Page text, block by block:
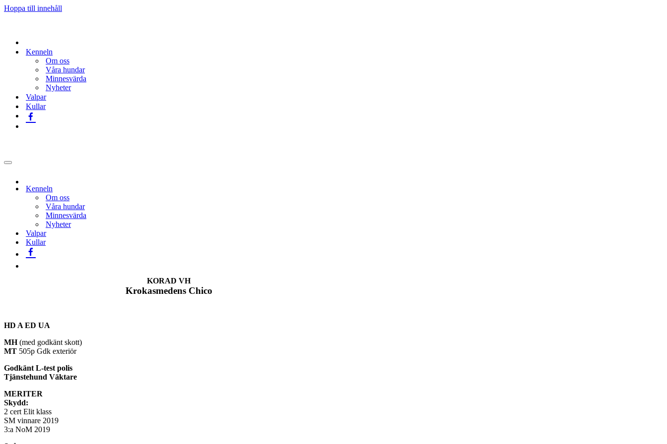
Hoppa till innehåll
Kenneln
Om oss
Våra hundar
Minnesvärda
Nyheter
Valpar
Kullar
Navigeringsmeny
Kenneln
Om oss
Våra hundar
Minnesvärda
Nyheter
Valpar
Kullar
KORAD VH
Krokasmedens Chico
HD A ED UA
MH(med godkänt skott)
MT 505p Gdk exteriör
Godkänt L-test polis
Tjänstehund Väktare
MERITER
Skydd:
2 cert Elit klass
SM vinnare 2019
3:a NoM 2019